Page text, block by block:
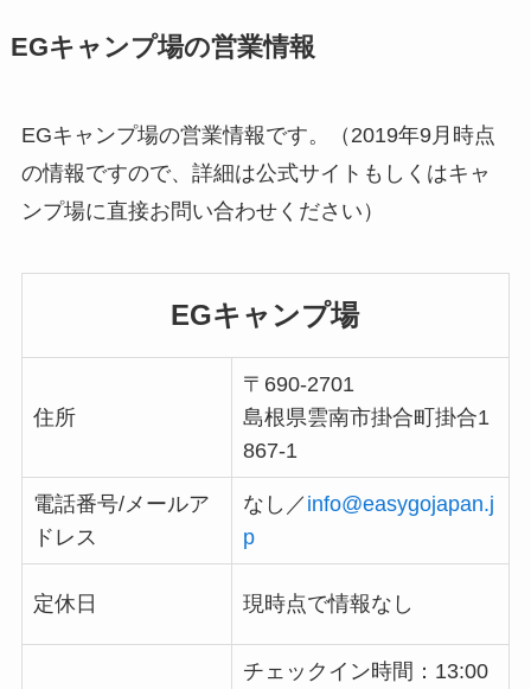
EGキャンプ場の営業情報
EGキャンプ場の営業情報です。（2019年9月時点
の情報ですので、詳細は公式サイトもしくはキャ
ンプ場に直接お問い合わせください）
EGキャンプ場
住所
〒690-2701​
島根県雲南市掛合町掛合1
867-1
電話番号/メールア
ドレス
なし／ info@easygojapan.j
p
定休日 現時点で情報なし
チェックイン時間：13:00